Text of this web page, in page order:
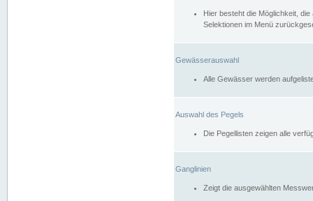
Hier besteht die Möglichkeit,
Selektionen im Menü
Gewässerauswahl
Alle Gewässer werden
Auswahl des Pegels
Die Pegellisten zeigen alle
Ganglinien
Zeigt die ausgewählten